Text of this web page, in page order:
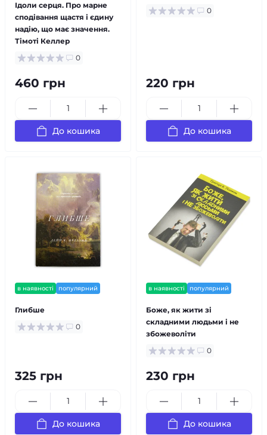
Ідоли серця. Про марне
сподівання щастя і єдину
надію, що має значення.
Тімоті Келлер
0
460 грн
До кошика
0
220 грн
До кошика
в наявності популярний
Глибше
0
325 грн
До кошика
в наявності популярний
Боже, як жити зі
складними людьми і не
збожеволіти
0
230 грн
До кошика